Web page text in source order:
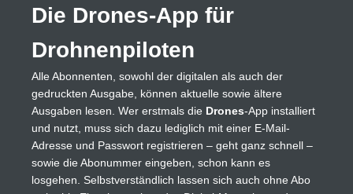
Die Drones-App für
Drohnenpiloten
Alle Abonnenten, sowohl der digitalen als auch der
gedruckten Ausgabe, können aktuelle sowie ältere
Ausgaben lesen. Wer erstmals die Drones-App installiert
und nutzt, muss sich dazu lediglich mit einer E-Mail-
Adresse und Passwort registrieren – geht ganz schnell –
sowie die Abonummer eingeben, schon kann es
losgehen. Selbstverständlich lassen sich auch ohne Abo